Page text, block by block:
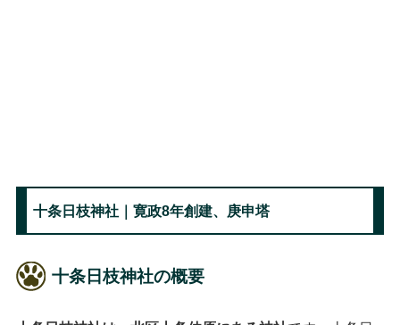
十条日枝神社｜寛政8年創建、庚申塔
十条日枝神社の概要